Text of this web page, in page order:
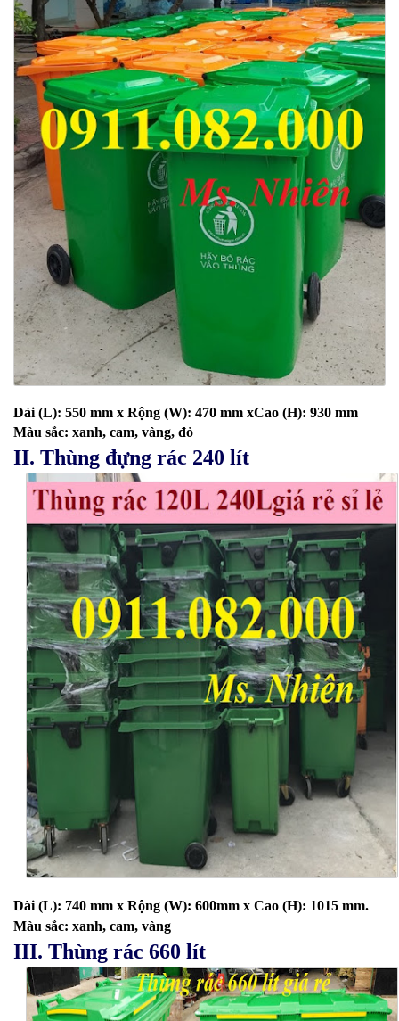
Dài (L): 550 mm x Rộng (W): 470 mm xCao (H): 930 mm
Màu sắc: xanh, cam, vàng, đỏ
II. Thùng đựng rác 240 lít
Dài (L): 740 mm x Rộng (W): 600mm x Cao (H): 1015 mm.
Màu sắc: xanh, cam, vàng
III. Thùng rác 660 lít